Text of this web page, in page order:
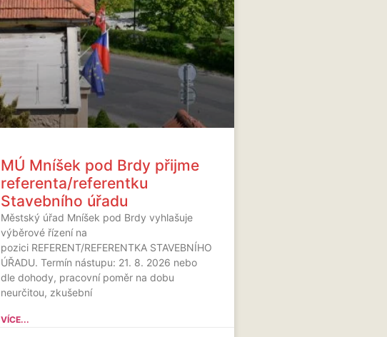
MÚ Mníšek pod Brdy přijme
referenta/referentku
Stavebního úřadu
Městský úřad Mníšek pod Brdy vyhlašuje
výběrové řízení na
pozici REFERENT/REFERENTKA STAVEBNÍHO
ÚŘADU. Termín nástupu: 21. 8. 2026 nebo
dle dohody, pracovní poměr na dobu
neurčitou, zkušební
VÍCE...